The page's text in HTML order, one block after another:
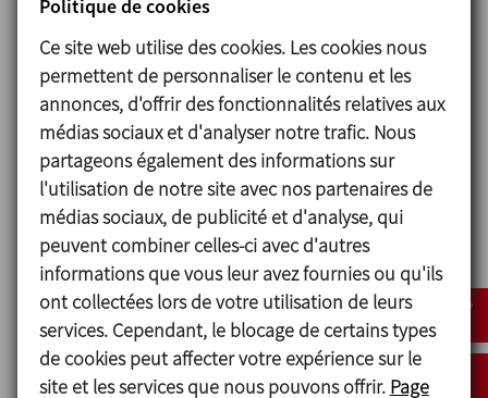
jusqu’à la surface du liquide par la paroi de
la cuve, du côté opposé à l’agitateur.
En outre, l’agitateur est installé excentré par
rapport au centre de la cuve afin de
favoriser un flux circulaire. Cela permet
d’assurer une homogénéisation complète
du produit, ce qui est essentiel pour un
produit tel que la levure.
Afin d’améliorer le procédé de nettoyage
des réservoirs et de l’agitateur lui-même, les
modèles LR fournis au client ont été
Politique de cookies
Ce site web utilise des cookies. Les cookies nous
permettent de personnaliser le contenu et les
annonces, d'offrir des fonctionnalités relatives aux
médias sociaux et d'analyser notre trafic. Nous
partageons également des informations sur
l'utilisation de notre site avec nos partenaires de
médias sociaux, de publicité et d'analyse, qui
peuvent combiner celles-ci avec d'autres
informations que vous leur avez fournies ou qu'ils
ont collectées lors de votre utilisation de leurs
services. Cependant, le blocage de certains types
de cookies peut affecter votre expérience sur le
site et les services que nous pouvons offrir. Page